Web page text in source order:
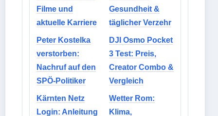
Filme und
aktuelle Karriere
Gesundheit &
täglicher Verzehr
Peter Kostelka
verstorben:
Nachruf auf den
SPÖ-Politiker
DJI Osmo Pocket
3 Test: Preis,
Creator Combo &
Vergleich
Kärnten Netz
Login: Anleitung
Wetter Rom:
Klima,